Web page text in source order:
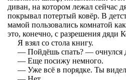
диван, на котором лежал сейчас
покрывал потертый ковёр. В
мамой пользовались комнатой
это, конечно, с разрешения дяди
Я взял со стола книгу.
— Пойдёшь спать? — очнулся
— Еще посижу немного.
— Уже всё в порядке. Ты